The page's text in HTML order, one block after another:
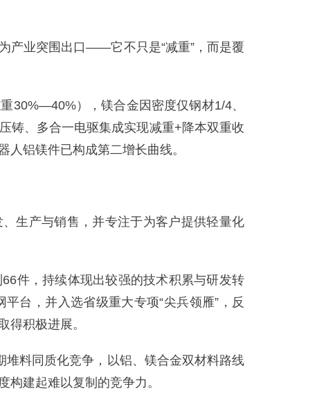
产业突围出口——它不只是“减重”，而是覆
30%—40%），镁合金因密度仅钢材1/4、
铸、多合一电驱集成实现减重+降本双重收
铝镁件已构成第二增长曲线。
生产与销售，并专注于为客户提供轻量化
件，持续体现出较强的技术积累与研发转
台，并入选省级重大专项“尖兵领雁”，反
得积极进展。
堆料同质化竞争，以铝、镁合金双材料路线
构建起难以复制的竞争力。